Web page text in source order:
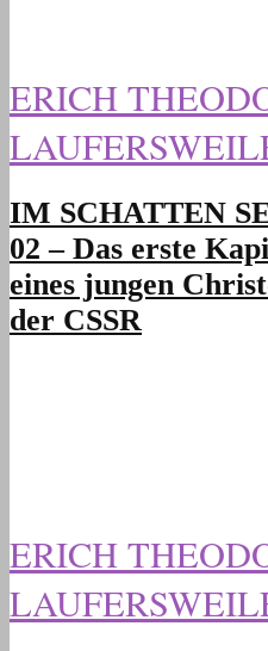
ERICH
IM SCHATTEN
02 – Das erste
eines jungen
der CSSR
ERICH